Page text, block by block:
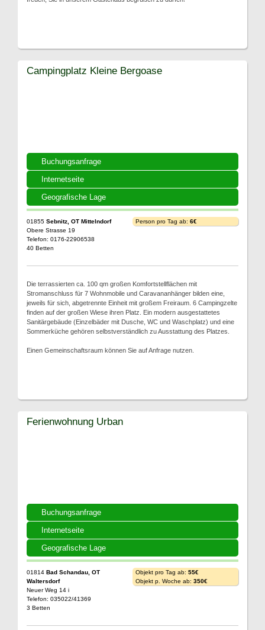
Buchungsanfrage
Internetseite
Geografische Lage
Campingplatz Kleine Bergoase
01855 Sebnitz, OT Mittelndorf
Obere Strasse 19
Telefon: 0176-22906538
40 Betten
Person pro Tag ab: 6€
Die terrassierten ca. 100 qm großen Komfortstellflächen mit
Stromanschluss für 7 Wohnmobile und Caravananhänger bilden eine,
jeweils für sich, abgetrennte Einheit mit großem Freiraum. 6 Campingzelte
finden auf der großen Wiese ihren Platz. Ein modern ausgestattetes
Sanitärgebäude (Einzelbäder mit Dusche, WC und Waschplatz) und eine
Sommerküche gehören selbstverständlich zu Ausstattung des Platzes.
Einen Gemeinschaftsraum können Sie auf Anfrage nutzen.
Buchungsanfrage
Internetseite
Geografische Lage
Ferienwohnung Urban
01814 Bad Schandau, OT
Waltersdorf
Neuer Weg 14 i
Telefon: 035022/41369
3 Betten
Objekt pro Tag ab: 55€
Objekt p. Woche ab: 350€